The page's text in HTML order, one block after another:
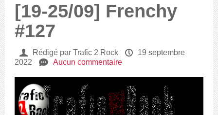
[19-25/09] Frenchy
#127
U Rédigé par Trafic 2 Rock P
19 septembre
2022
e Aucun commentaire